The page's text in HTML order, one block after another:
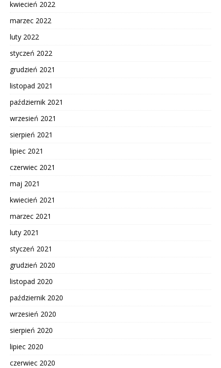
kwiecień 2022
marzec 2022
luty 2022
styczeń 2022
grudzień 2021
listopad 2021
październik 2021
wrzesień 2021
sierpień 2021
lipiec 2021
czerwiec 2021
maj 2021
kwiecień 2021
marzec 2021
luty 2021
styczeń 2021
grudzień 2020
listopad 2020
październik 2020
wrzesień 2020
sierpień 2020
lipiec 2020
czerwiec 2020